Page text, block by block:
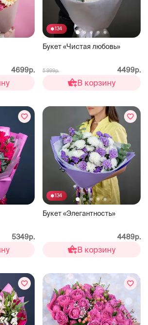
4699р.
134
Букет «Чистая любовь»
5 999р. 4499р.
В корзину
5349р.
134
Букет «Элегантность»
4489р.
В корзину